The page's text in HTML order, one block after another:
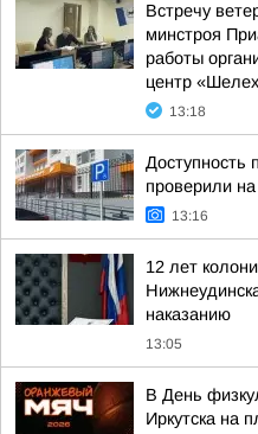
Встречу
минстроя
работы
центр
13:18
Доступность
проверили на
13:16
12 лет
наказанию
13:05
В День
Иркутска на